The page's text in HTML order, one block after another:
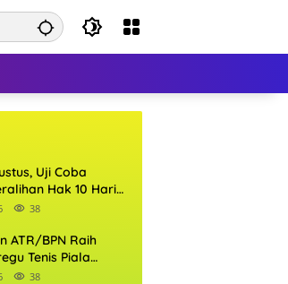
Uji Coba
Hak 10 Hari
38
ATR/BPN Raih
Tenis Piala
Jakarta 2026
38